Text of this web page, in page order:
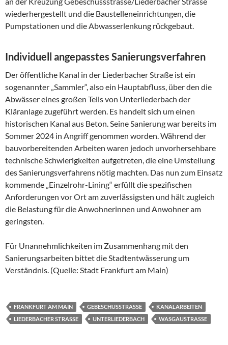
wiederhergestellt und die Baustelleneinrichtungen, die
Pumpstationen und die Abwasserlenkung rückgebaut.
Individuell angepasstes Sanierungsverfahren
Der öffentliche Kanal in der Liederbacher Straße ist ein
sogenannter „Sammler“, also ein Hauptabfluss, über den die
Abwässer eines großen Teils von Unterliederbach der
Kläranlage zugeführt werden. Es handelt sich um einen
historischen Kanal aus Beton. Seine Sanierung war bereits im
Sommer 2024 in Angriff genommen worden. Während der
bauvorbereitenden Arbeiten waren jedoch unvorhersehbare
technische Schwierigkeiten aufgetreten, die eine Umstellung
des Sanierungsverfahrens nötig machten. Das nun zum Einsatz
kommende „Einzelrohr-Lining“ erfüllt die spezifischen
Anforderungen vor Ort am zuverlässigsten und hält zugleich
die Belastung für die Anwohnerinnen und Anwohner am
geringsten.
Für Unannehmlichkeiten im Zusammenhang mit den
Sanierungsarbeiten bittet die Stadtentwässerung um
Verständnis. (Quelle: Stadt Frankfurt am Main)
FRANKFURT AM MAIN GEBESCHUSSTRASSE
KANALARBEITEN
LIEDERBACHER STRASSE
UNTERLIEDERBACH WASGAUSTRASSE